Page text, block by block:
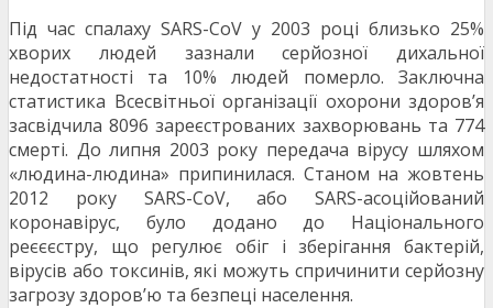
Під час спалаху SARS-CoV у 2003 році близько 25%
хворих людей зазнали серйозної дихальної
недостатності та 10% людей померло. Заключна
статистика Всесвітньої організації охорони здоров’я
засвідчила 8096 зареєстрованих захворювань та 774
смерті. До липня 2003 року передача вірусу шляхом
«людина-людина» припинилася. Станом на жовтень
2012 року SARS-CoV, або SARS-асоційований
коронавірус, було додано до Національного
реєєєстру, що регулює обіг і зберігання бактерій,
вірусів або токсинів, які можуть спричинити серйозну
загрозу здоров’ю та безпеці населення.